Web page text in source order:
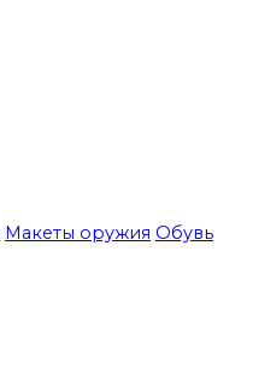
Макеты оружия Обувь